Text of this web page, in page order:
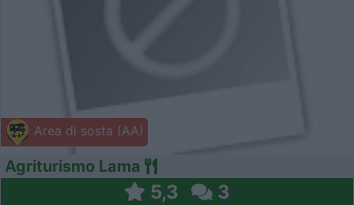
Area di sosta (AA)
Agriturismo Lama
5,3 3